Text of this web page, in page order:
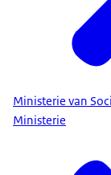
Ministerie van
Ministerie